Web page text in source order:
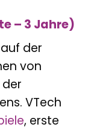
– 3 Jahre)
der
von
VTech
, erste